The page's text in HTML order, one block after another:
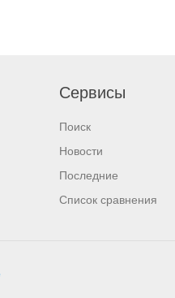
Сервисы
Поиск
Новости
Последние
Список сравнения